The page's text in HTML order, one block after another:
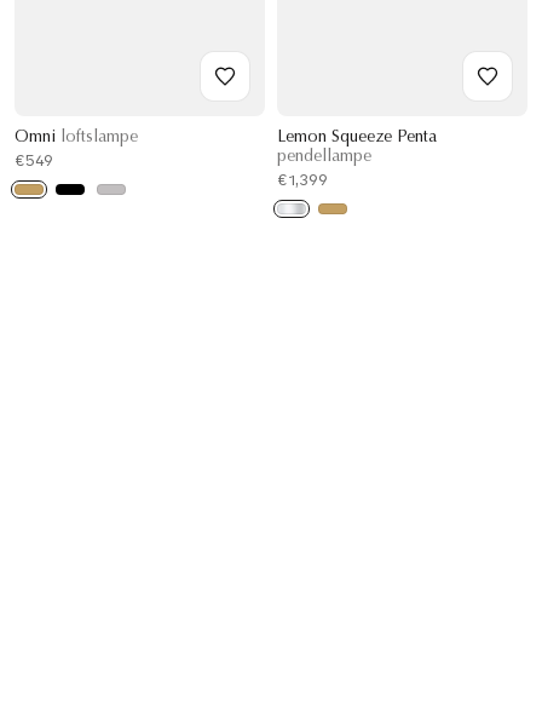
Omni loftslampe
€549
Lemon Squeeze Penta
pendellampe
€1,399